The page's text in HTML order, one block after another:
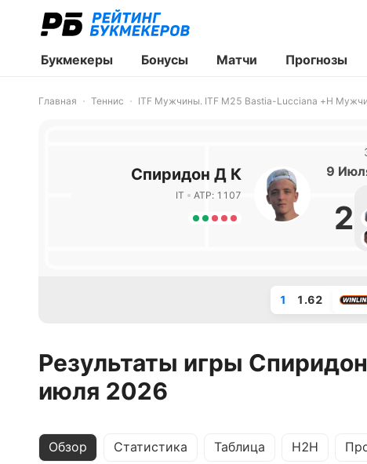
Букмекеры Бонусы Матчи Прогнозы
Главная Теннис ITF Мужчины. ITF M25 Bastia-Lucciana +H
Спиридон Д К
IT ATP: 1107
9
2
1 1.62
Результаты игры
июля 2026
Обзор Статистика Таблица H2H